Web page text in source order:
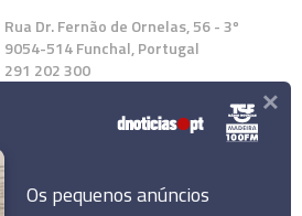
Rua Dr. Fernão de Ornelas, 56 - 3º
9054-514 Funchal, Portugal
291 202 300
Instale a nossa App
Os pequenos anúncios
×